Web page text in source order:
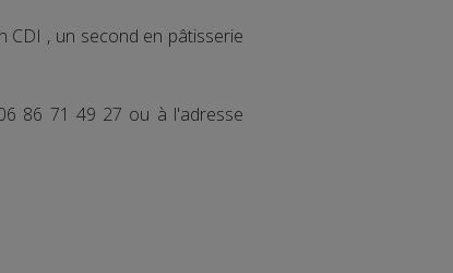
CDI , un second en pâtisserie
86 71 49 27 ou à l'adresse